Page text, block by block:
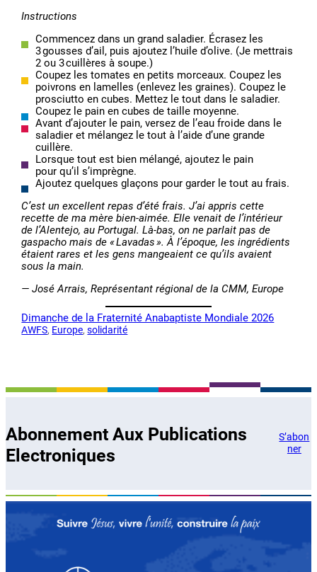
Instructions
Commencez dans un grand saladier. Écrasez les
3 gousses d’ail, puis ajoutez l’huile d’olive. (Je mettrais
2 ou 3 cuillères à soupe.)
Coupez les tomates en petits morceaux. Coupez les
poivrons en lamelles (enlevez les graines). Coupez le
prosciutto en cubes. Mettez le tout dans le saladier.
Coupez le pain en cubes de taille moyenne.
Avant d’ajouter le pain, versez de l’eau froide dans le
saladier et mélangez le tout à l’aide d’une grande
cuillère.
Lorsque tout est bien mélangé, ajoutez le pain
pour qu’il s’imprègne.
Ajoutez quelques glaçons pour garder le tout au frais.
C’est un excellent repas d’été frais. J’ai appris cette
recette de ma mère bien-aimée. Elle venait de l’intérieur
de l’Alentejo, au Portugal. Là-bas, on ne parlait pas de
gaspacho mais de « Lavadas ». À l’époque, les ingrédients
étaient rares et les gens mangeaient ce qu’ils avaient
sous la main.
— José Arrais, Représentant régional de la CMM, Europe
Dimanche de la Fraternité Anabaptiste Mondiale 2026
AWFS, Europe, solidarité
Abonnement Aux Publications
Electroniques
S’abon
ner